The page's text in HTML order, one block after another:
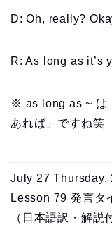
D: Oh, really?
R: As long as it’s
※ as long as ~ は
あれば」ですね笑
July 27 Thursday,
Lesson 79 発言タ
（日本語訳・解説